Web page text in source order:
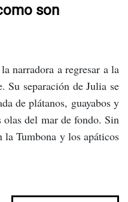
son
narradora a regresar a la
Su separación de Julia se
de plátanos, guayabos y
del mar de fondo. Sin
la Tumbona y los apáticos